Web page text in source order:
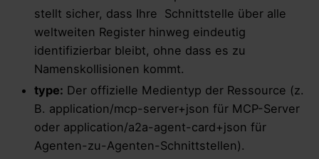
stellt sicher, dass Ihre Schnittstelle über alle
weltweiten Register hinweg eindeutig
identifizierbar bleibt, ohne dass es zu
Namenskollisionen kommt.
type: Der offizielle Medientyp der Ressource (z.
B. application/mcp-server+json für MCP-Server
oder application/a2a-agent-card+json für
Agenten-zu-Agenten-Schnittstellen).